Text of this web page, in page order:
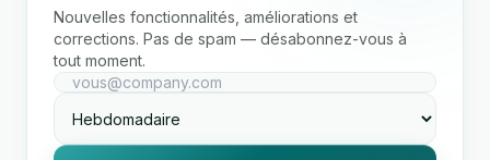
Nouvelles fonctionnalités, améliorations et
corrections. Pas de spam — désabonnez-vous à
tout moment.